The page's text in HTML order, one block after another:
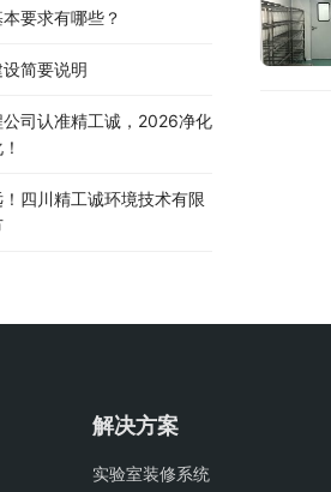
要求有哪些？
简要说明
司认准精工诚，2026净化
四川精工诚环境技术有限
解决方案
实验室装修系统